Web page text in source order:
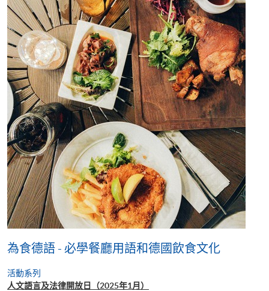
為食德語 - 必學餐廳用語和德國飲食文化
活動系列
人文語言及法律開放日（2025年1月）